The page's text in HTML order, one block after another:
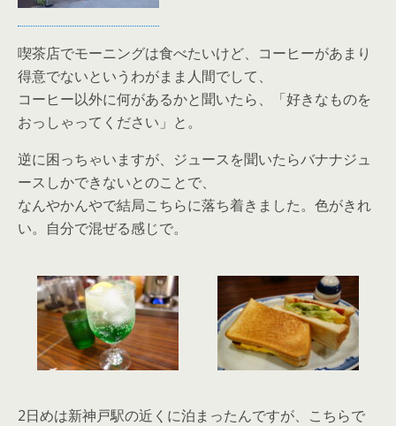
喫茶店でモーニングは食べたいけど、コーヒーがあまり
得意でないというわがまま人間でして、
コーヒー以外に何があるかと聞いたら、「好きなものを
おっしゃってください」と。
逆に困っちゃいますが、ジュースを聞いたらバナナジュ
ースしかできないとのことで、
なんやかんやで結局こちらに落ち着きました。色がきれ
い。自分で混ぜる感じで。
2日めは新神戸駅の近くに泊まったんですが、こちらで